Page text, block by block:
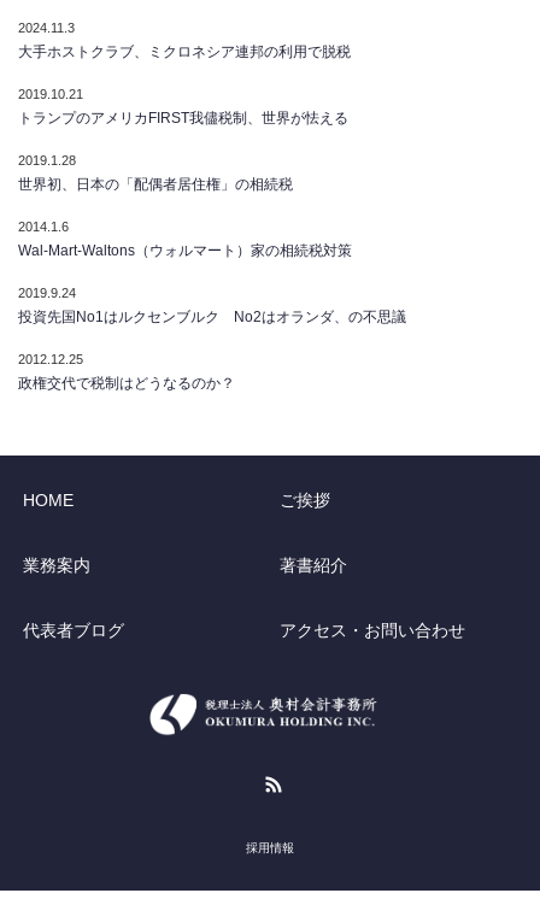
2024.11.3
大手ホストクラブ、ミクロネシア連邦の利用で脱税
2019.10.21
トランプのアメリカFIRST我儘税制、世界が怯える
2019.1.28
世界初、日本の「配偶者居住権」の相続税
2014.1.6
Wal-Mart-Waltons（ウォルマート）家の相続税対策
2019.9.24
投資先国No1はルクセンブルク No2はオランダ、の不思議
2012.12.25
政権交代で税制はどうなるのか？
HOME ご挨拶
業務案内 著書紹介
代表者ブログ アクセス・お問い合わせ
採用情報